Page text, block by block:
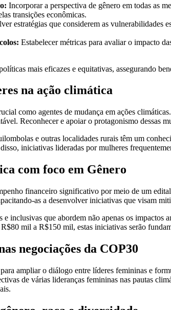
Incorporar a perspectiva de gênero em todas as
transições econômicas.
estratégias que considerem as vulnerabilidades
Estabelecer métricas para avaliar o impacto
mais eficazes e equitativas, assegurando
na ação climática
como agentes de mudança em ações
Reconhecer e apoiar o protagonismo dessas
e outras localidades rurais têm um
iniciativas lideradas por mulheres
com foco em Gênero
financeiro significativo por meio de um
as a desenvolver iniciativas que visam
inclusivas que abordem não apenas os impactos
mil a R$150 mil, estas iniciativas serão
negociações da COP30
ampliar o diálogo entre líderes femininas e
de várias lideranças femininas nas pautas